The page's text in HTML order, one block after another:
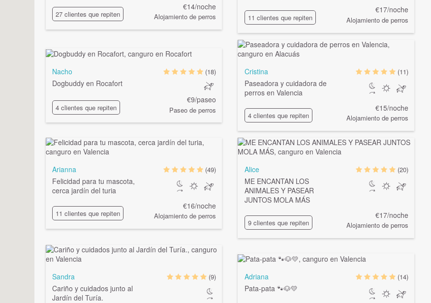
27 clientes que repiten
€14/noche
Alojamiento de perros 11 clientes que repiten
€17/noche
Alojamiento de perros
Nacho
Dogbuddy en Rocafort
4 clientes que repiten
(18)
€9/paseo
Paseo de perros
Cristina
Paseadora y cuidadora de
perros en Valencia
4 clientes que repiten
(11)
€15/noche
Alojamiento de perros
Arianna
Felicidad para tu mascota,
cerca jardín del turia
11 clientes que repiten
(49)
€16/noche
Alojamiento de perros
Alice
ME ENCANTAN LOS
ANIMALES Y PASEAR
JUNTOS MOLA MÁS
9 clientes que repiten
(20)
€17/noche
Alojamiento de perros
Sandra
Cariño y cuidados junto al
Jardín del Turía.
(9)
Adriana
Pata-pata 🐾🐶💛
(14)